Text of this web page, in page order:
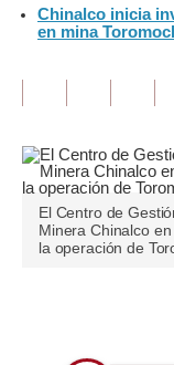
Editorial
Pregunta de hoy
Tendencias
Lujo
Viajes
Chinalco inicia
en mina
El Centro de
Minera Chinalco
la operación de